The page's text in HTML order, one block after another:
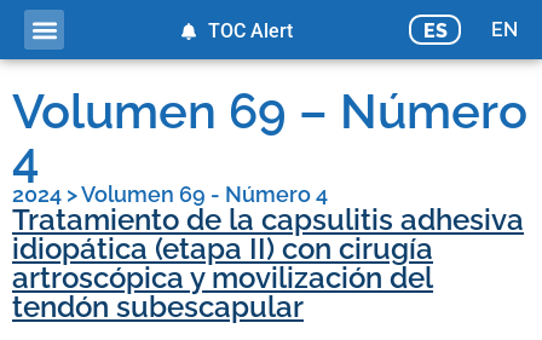
ES EN
TOC Alert
Volumen 69 – Número
4
2024 >Volumen 69 - Número 4
Tratamiento de la capsulitis adhesiva
idiopática (etapa II) con cirugía
artroscópica y movilización del
tendón subescapular